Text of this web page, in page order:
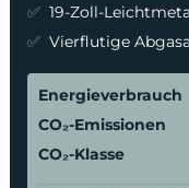
19-Zoll-
Vierflutige
Energieverbrauch
CO₂-Emissionen
CO₂-Klasse